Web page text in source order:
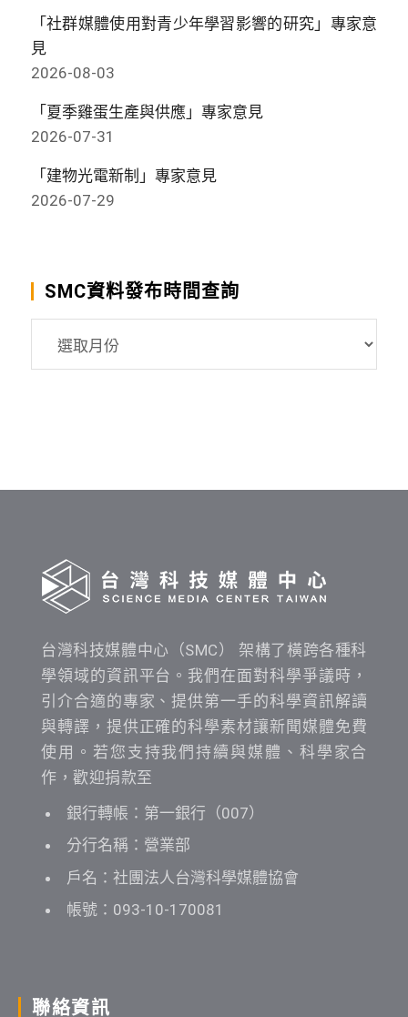
「社群媒體使用對青少年學習影響的研究」專家意
見
2026-08-03
「夏季雞蛋生產與供應」專家意見
2026-07-31
「建物光電新制」專家意見
2026-07-29
SMC資料發布時間查詢
台灣科技媒體中心（SMC） 架構了橫跨各種科
學領域的資訊平台。我們在面對科學爭議時，
引介合適的專家、提供第一手的科學資訊解讀
與轉譯，提供正確的科學素材讓新聞媒體免費
使用。若您支持我們持續與媒體、科學家合
作，歡迎捐款至
銀行轉帳：第一銀行（007）
分行名稱：營業部
戶名：社團法人台灣科學媒體協會
帳號：093-10-170081
聯絡資訊